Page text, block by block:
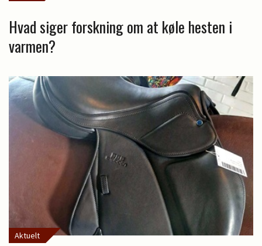
Hvad siger forskning om at køle hesten i
varmen?
Aktuelt